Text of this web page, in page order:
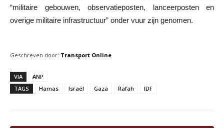
“militaire gebouwen, observatieposten, lanceerposten en
overige militaire infrastructuur” onder vuur zijn genomen.
Geschreven door: Transport Online
VIA
ANP
TAGS
Hamas Israël Gaza Rafah IDF